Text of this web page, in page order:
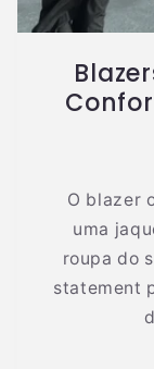
O blazer
uma
roupa do
statement